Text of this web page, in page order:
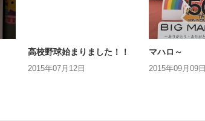
高校野球始まりました！！
2015年07月12日
マハロ～
2015年09月09日